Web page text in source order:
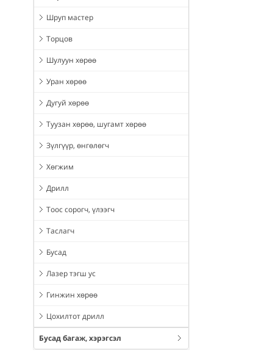
Шруп мастер
Торцов
Шулуун хөрөө
Уран хөрөө
Дугуй хөрөө
Туузан хөрөө, шугамт хөрөө
Зүлгүүр, өнгөлөгч
Хөгжим
Дрилл
Тоос сорогч, үлээгч
Таслагч
Бусад
Лазер тэгш ус
Гинжин хөрөө
Цохилтот дрилл
Бусад багаж, хэрэгсэл